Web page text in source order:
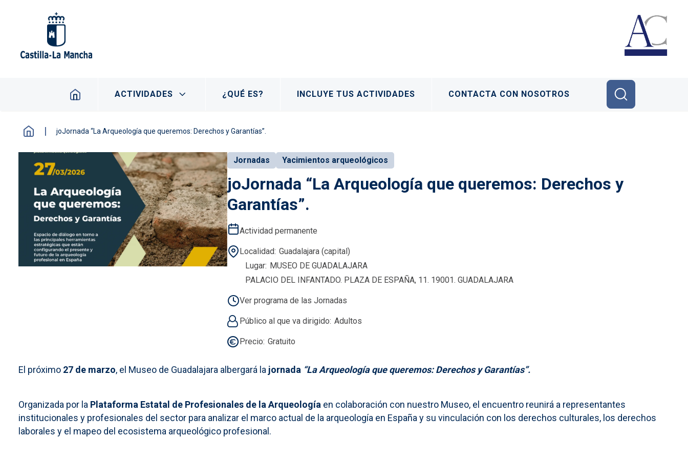
Navegación principal
ACTIVIDADES ¿QUÉ ES? INCLUYE TUS ACTIVIDADES CONTACTA CON NOSOTROS
joJornada “La Arqueología que queremos: Derechos y Garantías”.
Jornadas Yacimientos arqueológicos
joJornada “La Arqueología que queremos: Derechos y
Garantías”.
Actividad permanente
Localidad Guadalajara (capital)
Lugar MUSEO DE GUADALAJARA
PALACIO DEL INFANTADO. PLAZA DE ESPAÑA, 11. 19001. GUADALAJARA
Ver programa de las Jornadas
Público al que va dirigido Adultos
Precio Gratuito
El próximo 27 de marzo, el Museo de Guadalajara albergará la jornada “La Arqueología que queremos: Derechos y Garantías”.
Organizada por la Plataforma Estatal de Profesionales de la Arqueología en colaboración con nuestro Museo, el encuentro reunirá a representantes
institucionales y profesionales del sector para analizar el marco actual de la arqueología en España y su vinculación con los derechos culturales, los derechos
laborales y el mapeo del ecosistema arqueológico profesional.